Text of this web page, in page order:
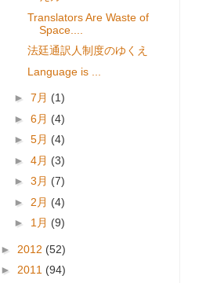
Translators Are Waste of
Space....
法廷通訳人制度のゆくえ
Language is ...
► 7月 (1)
► 6月 (4)
► 5月 (4)
► 4月 (3)
► 3月 (7)
► 2月 (4)
► 1月 (9)
► 2012 (52)
► 2011 (94)